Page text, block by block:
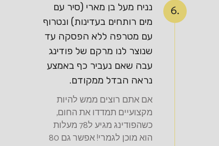
6.
נניח מעל בן מארי (סיר עם
מים רותחים בעדינות) ונטרוף
עם מטרפה ללא הפסקה עד
שנוצר לנו מרקם של פודינג
עבה שאם נעביר כף באמצע
נראה הבדל ממקודם.
אם אתם רוצים ממש להיות
מקצועיים תמדדו את החום,
כשהפודינג מגיע ל78 מעלות
הוא מוכן לגמרי! אפשר גם 80